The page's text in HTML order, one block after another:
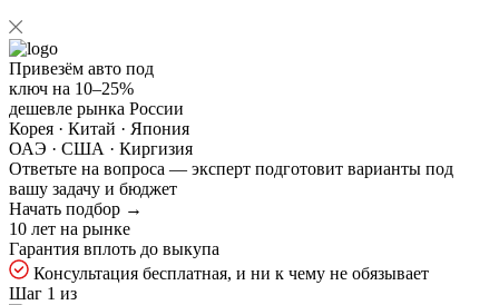
Привезём авто под
ключ на 10–25%
дешевле рынка России
Корея · Китай · Япония
ОАЭ · США · Киргизия
Ответьте на вопроса — эксперт подготовит варианты под
вашу задачу и бюджет
Начать подбор →
10 лет на рынке
Гарантия вплоть до выкупа
Консультация бесплатная, и ни к чему не обязывает
Шаг 1 из